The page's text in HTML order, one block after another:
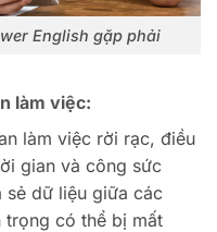
English gặp phải
làm việc:
làm việc rời rạc, điều
gian và công sức
dữ liệu giữa các
trọng có thể bị mất